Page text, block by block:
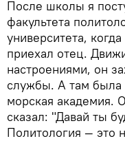
После школы я
факультета
университета,
приехал отец.
настроениями, он
службы. А там была
морская академия.
сказал: "Давай ты
Политология — это